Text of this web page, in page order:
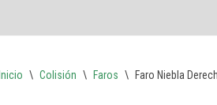
Inicio \ Colisión \ Faros \ Faro Niebla